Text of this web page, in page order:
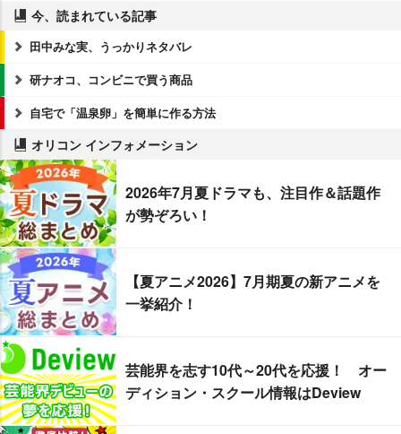
今、読まれている記事
田中みな実、うっかりネタバレ
研ナオコ、コンビニで買う商品
自宅で「温泉卵」を簡単に作る方法
オリコン インフォメーション
2026年7月夏ドラマも、注目作＆話題作
が勢ぞろい！
【夏アニメ2026】7月期夏の新アニメを
一挙紹介！
芸能界を志す10代～20代を応援！ オー
ディション・スクール情報はDeview